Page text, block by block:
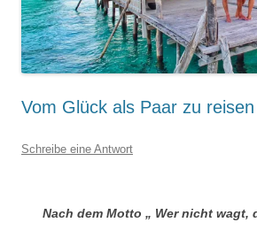
Vom Glück als Paar zu reisen
Schreibe eine Antwort
Nach dem Motto „ Wer nicht wagt,